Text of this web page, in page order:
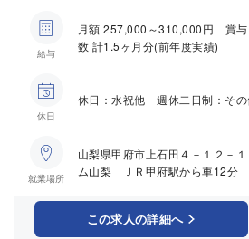
給与
月額 257,000～310,000円 賞
数 計1.5ヶ月分(前年度実績)
休日
休日：水祝他 週休二日制：そ
就業場所
山梨県甲府市上石田４－１２
ム山梨 ＪＲ甲府駅から車12分
この求人の詳細へ